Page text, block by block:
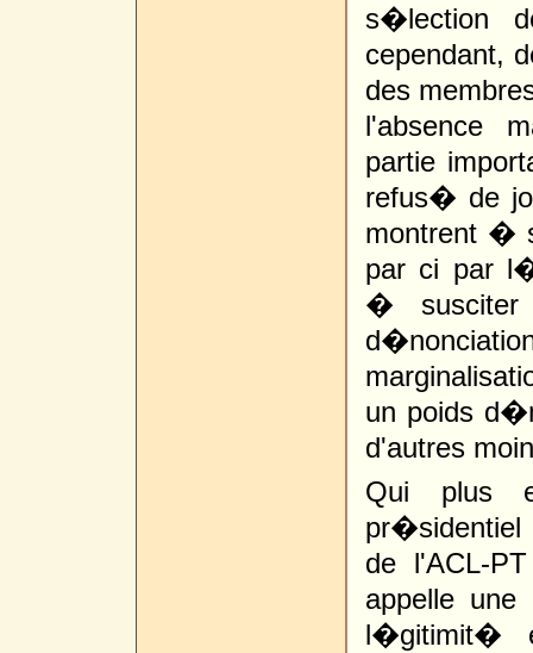
s�lection
cependant,
des
l'absence
partie
refus� de
montrent �
par ci par
�
un poids
d'autres
Qui plus
de l'ACL-
appelle
l�gitimit�